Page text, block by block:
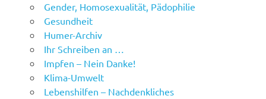
Gender, Homosexualität, Pädophilie
Gesundheit
Humer-Archiv
Ihr Schreiben an …
Impfen – Nein Danke!
Klima-Umwelt
Lebenshilfen – Nachdenkliches